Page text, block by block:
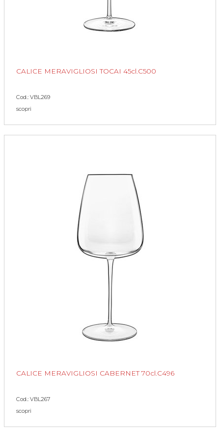
CALICE MERAVIGLIOSI TOCAI 45cl.C500
Cod.: VBL269
scopri
CALICE MERAVIGLIOSI CABERNET 70cl.C496
Cod.: VBL267
scopri